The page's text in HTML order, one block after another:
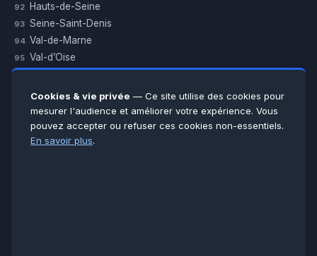
92 Hauts-de-Seine
93 Seine-Saint-Denis
94 Val-de-Marne
95 Val-d’Oise
Essonne
Seine-et-Marne
Voir toutes les villes →
Cookies & vie privée — Ce site utilise des cookies pour
mesurer l'audience et améliorer votre expérience. Vous
pouvez accepter ou refuser ces cookies non-essentiels.
En savoir plus.